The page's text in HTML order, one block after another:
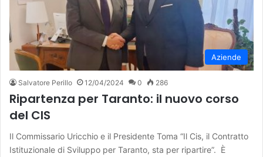
Aziende
Salvatore Perillo 12/04/2024 0 286
Ripartenza per Taranto: il nuovo corso
del CIS
Il Commissario Uricchio e il Presidente Toma “Il Cis, il Contratto
Istituzionale di Sviluppo per Taranto, sta per ripartire”. È